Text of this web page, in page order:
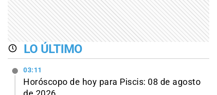
LO ÚLTIMO
03:11
Horóscopo de hoy para Piscis: 08 de agosto